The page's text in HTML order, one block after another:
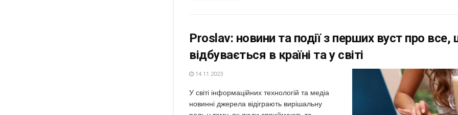
Proslav: новини та події з перших вуст про все,
відбувається в країні та у світі
14.11.2023
У світі інформаційних технологій та медіа
новинні джерела відіграють вирішальну